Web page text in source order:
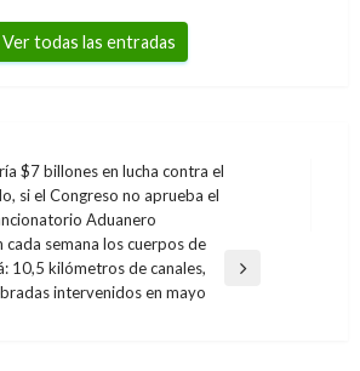
Ver todas las entradas
$7 billones en lucha contra el
si el Congreso no aprueba el
Aduanero
cada semana los cuerpos de
10,5 kilómetros de canales,
intervenidos en mayo